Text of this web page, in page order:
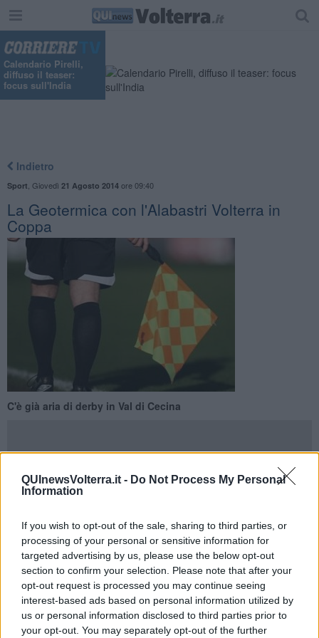
QUInewsVolterra.it - Do Not Process My Personal
Information
If you wish to opt-out of the sale, sharing to third parties, or
processing of your personal or sensitive information for
targeted advertising by us, please use the below opt-out
section to confirm your selection. Please note that after your
opt-out request is processed you may continue seeing
interest-based ads based on personal information utilized by
us or personal information disclosed to third parties prior to
your opt-out. You may separately opt-out of the further
Calendario Pirelli,
diffuso il teaser:
focus sull'India
Indietro
Sport Giovedì 21 Agosto 2014ore 09:40
La Geotermica con l'Alabastri Volterra in
Coppa
C'è già aria di derby in Val di Cecina
POMARANCE —
preparazione dellaACD Geotermicapresso il campo sportivo
comunale "Mario Di Bisceglia" di Serrazzano, nel Comune di
Pomarance, in vista della prossima stagione in cui la squadra della
Val di Cecinatornerà in Promozione dopo ben 60 anni.
Dopo le prime amichevoli, il primo impegno ufficiale sarà la
Italia di Promozionecon la Geotermica che è stata inserita nel
mini-girone a tre insieme ad
Alabastri Volterra e Castebadie che
esordiranno
domenica 7 settembre allo stadio Le Ripaie